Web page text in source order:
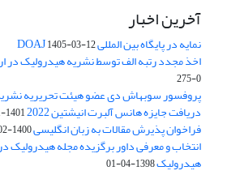
آخرین اخبار
نمایه در پایگاه بین المللی DOAJ1405-03-12
اخذ مجدد رتبه الف توسط نشریه هیدرولیک در
0-275
پروفسور سوبهاش دی عضو هیئت تحریریه
دریافت جایزه هانس آلبرت انیشتین 2022 1401-01-12
فراخوان پذیرش مقالات به زبان انگلیسی1400-02-30
انتخاب و معرفی داور برگزیده مجله هیدرولیک
هیدرولیک1398-04-01